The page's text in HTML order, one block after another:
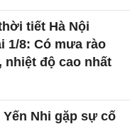
tiết Hà Nội
1/8: Có mưa rào
nhiệt độ cao nhất
Yến Nhi gặp sự cố